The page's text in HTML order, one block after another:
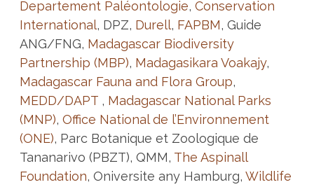
Departement Paléontologie, Conservation
International, DPZ, Durell, FAPBM, Guide
ANG/FNG, Madagascar Biodiversity
Partnership (MBP), Madagasikara Voakajy,
Madagascar Fauna and Flora Group,
MEDD/DAPT, Madagascar National Parks
(MNP), Office National de l’Environnement
(ONE), Parc Botanique et Zoologique de
Tananarivo (PBZT), QMM, The Aspinall
Foundation, Oniversite any Hamburg, Wildlife